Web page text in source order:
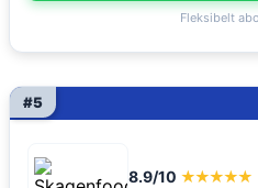
Fleksibelt
#5
8.9/10 ★★★★★